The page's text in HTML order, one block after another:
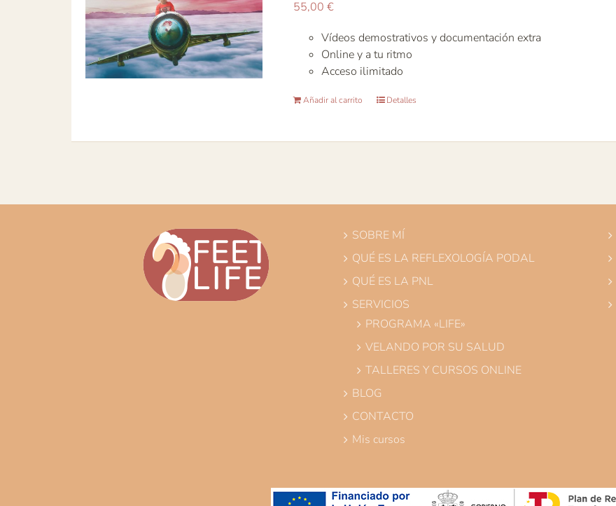
55,00 €
Vídeos demostrativos y documentación extra
Online y a tu ritmo
Acceso ilimitado
Añadir al carrito Detalles
SOBRE MÍ
QUÉ ES LA REFLEXOLOGÍA PODAL
QUÉ ES LA PNL
SERVICIOS
PROGRAMA «LIFE»
VELANDO POR SU SALUD
TALLERES Y CURSOS ONLINE
BLOG
CONTACTO
Mis cursos